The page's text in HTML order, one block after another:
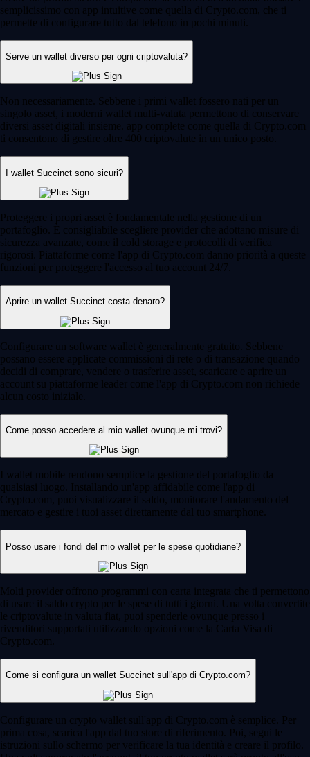
semplicissimo con app intuitive come quella di Crypto.com, che ti
permette di configurare tutto dal telefono in pochi minuti.
Serve un wallet diverso per ogni criptovaluta?
Non necessariamente. Sebbene i primi wallet fossero nati per un
singolo asset, i moderni wallet multi-valuta permettono di conservare
diversi asset digitali insieme. app complete come quella di Crypto.com
ti consentono di gestire oltre 400 criptovalute in un unico posto.
I wallet Succinct sono sicuri?
Proteggere i propri asset è fondamentale nella gestione di un
portafoglio. È consigliabile scegliere provider che adottano misure di
sicurezza avanzate, come il cold storage e protocolli di verifica
rigorosi. Piattaforme come l'app di Crypto.com danno priorità a queste
funzioni per proteggere l'accesso al tuo account 24/7.
Aprire un wallet Succinct costa denaro?
Configurare un software wallet è generalmente gratuito. Sebbene
possano essere applicate commissioni di rete o di transazione quando
decidi di comprare, vendere o trasferire asset, scaricare e aprire un
account su piattaforme leader come l'app di Crypto.com non richiede
alcun costo iniziale.
Come posso accedere al mio wallet ovunque mi trovi?
I wallet mobile rendono semplice la gestione del portafoglio da
qualsiasi luogo. Installando un'app affidabile come l'app di
Crypto.com, puoi visualizzare il saldo, monitorare l'andamento del
mercato e gestire i tuoi asset direttamente dal tuo smartphone.
Posso usare i fondi del mio wallet per le spese quotidiane?
Molti provider offrono programmi con carta integrata che ti permettono
di usare il saldo crypto per le spese di tutti i giorni. Una volta convertite
le criptovalute in valuta fiat, puoi spenderle ovunque presso i
rivenditori supportati utilizzando opzioni come la Carta Visa di
Crypto.com.
Come si configura un wallet Succinct sull'app di Crypto.com?
Configurare un crypto wallet sull'app di Crypto.com è semplice. Per
prima cosa, scarica l'app dal tuo store di riferimento. Poi, segui le
istruzioni sullo schermo per verificare la tua identità e creare il profilo.